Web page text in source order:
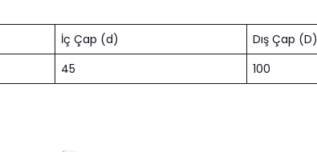
İç Çap (d) Dış Çap (D)
45 100